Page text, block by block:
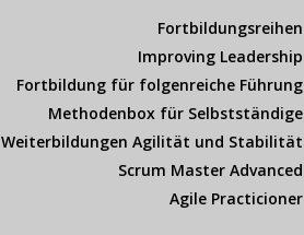
Fortbildungsreihen
Improving Leadership
Fortbildung für folgenreiche Führung
Methodenbox für Selbstständige
Weiterbildungen Agilität und Stabilität
Scrum Master Advanced
Agile Practicioner